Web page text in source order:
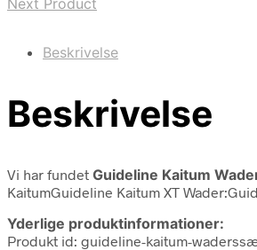
Beskrivelse
Beskrivelse
Vi har fundet Guideline Kaitum
KaitumGuideline Kaitum XT
Yderlige produktinformationer:
Produkt id: guideline-kaitum-